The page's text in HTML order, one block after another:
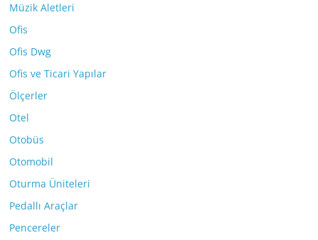
Müzik Aletleri
Ofis
Ofis Dwg
Ofis ve Ticari Yapılar
Ölçerler
Otel
Otobüs
Otomobil
Oturma Üniteleri
Pedallı Araçlar
Pencereler